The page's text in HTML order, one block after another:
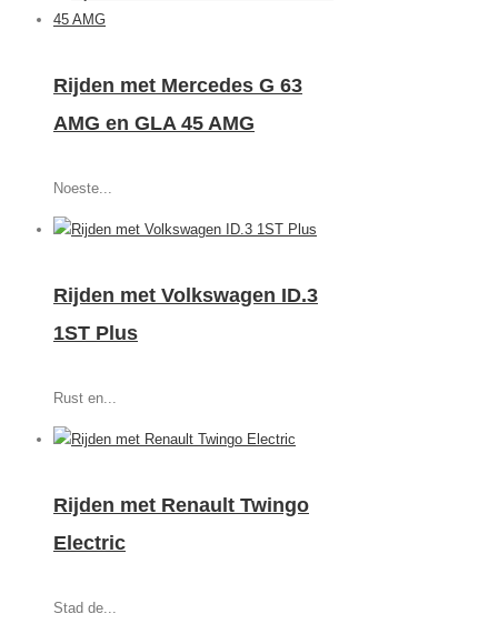
Rijden met Mercedes G 63
AMG en GLA 45 AMG
Noeste...
Rijden met Volkswagen ID.3
1ST Plus
Rust en...
Rijden met Renault Twingo
Electric
Stad de...